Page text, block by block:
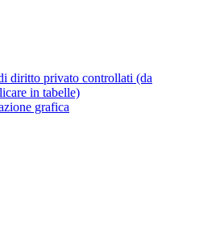
diritto privato controllati (da
in tabelle)
grafica